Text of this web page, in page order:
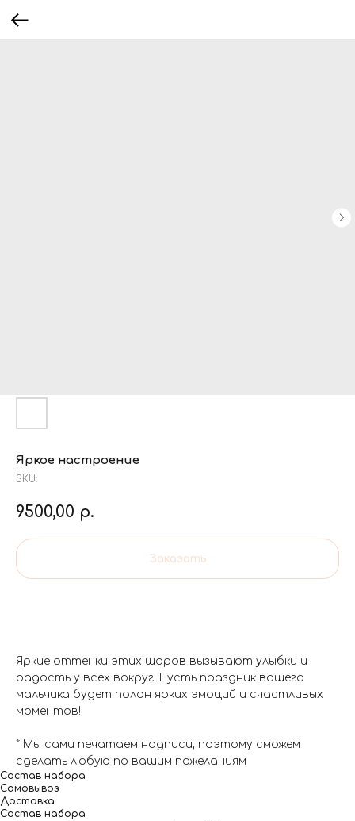
Яркое настроение
SKU:
9500,00 р.
Заказать
Яркие оттенки этих шаров вызывают улыбки и
радость у всех вокруг. Пусть праздник вашего
мальчика будет полон ярких эмоций и счастливых
моментов!
* Мы сами печатаем надписи, поэтому сможем
сделать любую по вашим пожеланиям
Состав набора
Самовывоз
Доставка
Состав набора